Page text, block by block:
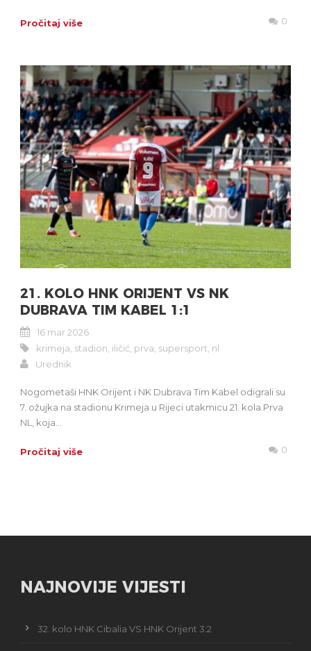
Pročitaj više 0
21. KOLO HNK ORIJENT VS NK
DUBRAVA TIM KABEL 1:1
16 mar 2026
krimeja stadion iličić prva supersport nl
Urednik
Nogometaši HNK Orijent i NK Dubrava Tim Kabel odigrali su
7. ožujka na stadionu Krimeja u Rijeci utakmicu 21. kola Prva
NL, koja...
Pročitaj više 0
NAJNOVIJE VIJESTI
32. kolo HNK Cibalia VS HNK Orijent 3:2